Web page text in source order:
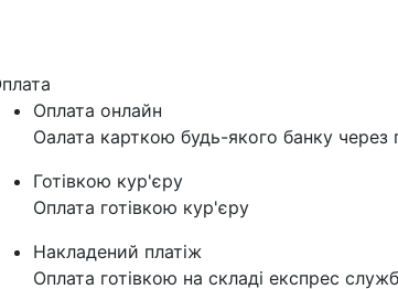
Оплата онлайн
Оалата карткою будь-якого банку через
Готівкою кур'єру
Оплата готівкою кур'єру
Накладений платіж
Оплата готівкою на складі експрес